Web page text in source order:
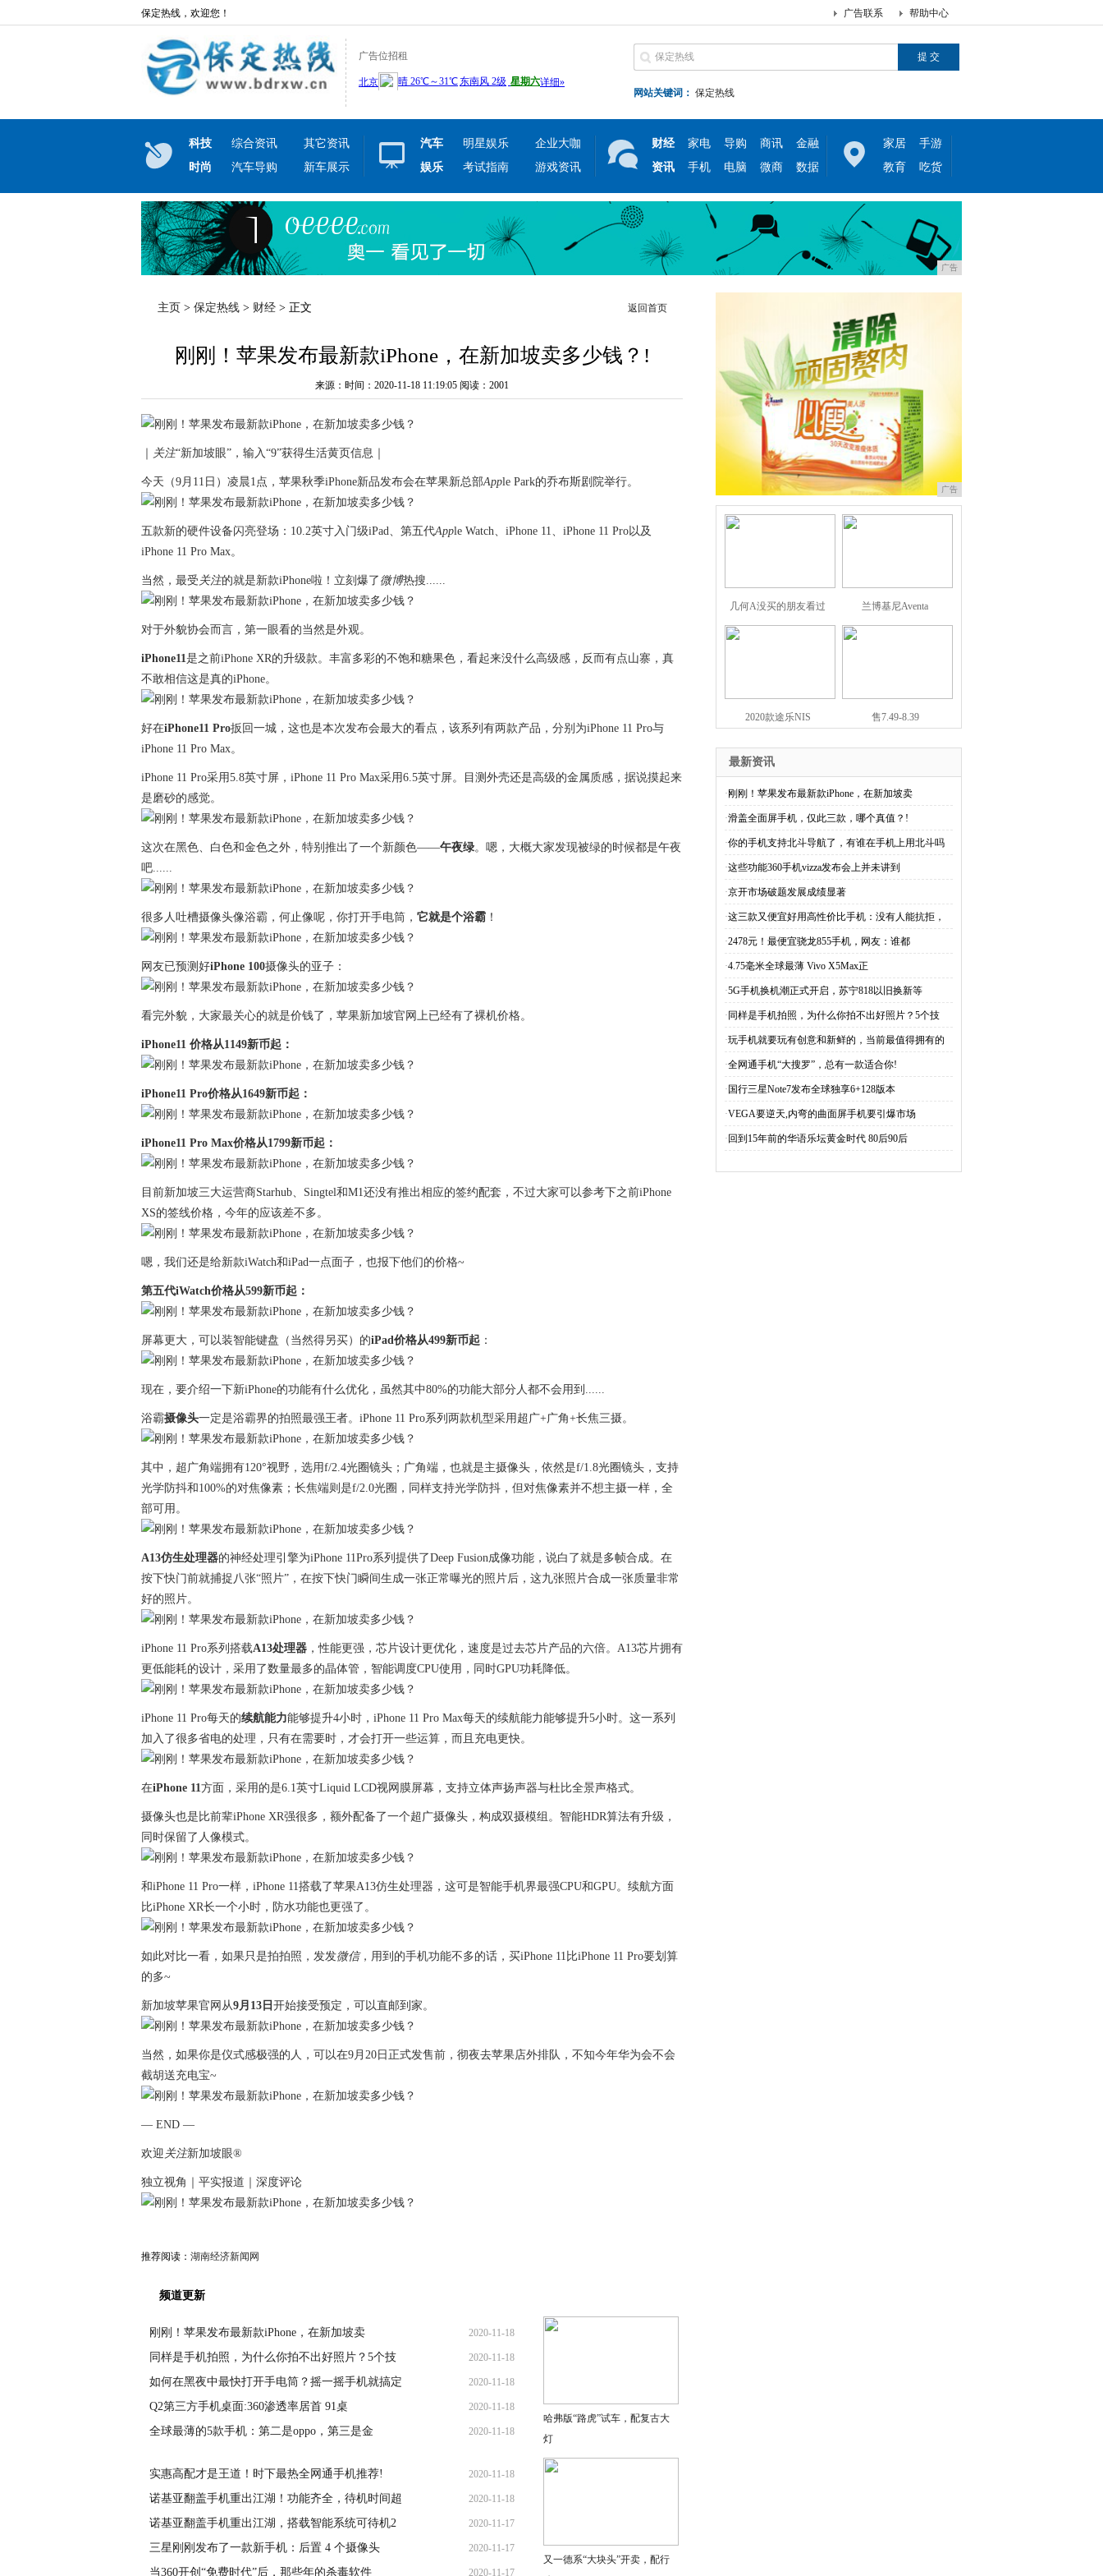
保定热线，欢迎您！ 帮助中心
广告联系
广告位招租
网站关键词： 保定热线
科技 综合资讯
其它资讯
时尚
汽车导购 新车展示
汽车 明星娱乐
企业大咖
娱乐
考试指南 游戏资讯
财经 家电 导购 商讯
金融
资讯
手机 电脑 微商 数据
家居
手游
教育
吃货
广告
主页 > 保定热线 > 财经 > 正文 返回首页
刚刚！苹果发布最新款iPhone，在新加坡卖多少钱？!
来源：时间：2020-11-18 11:19:05 阅读：2001
关注“新加坡眼”，输入“9”获得生活黄页信息｜
今天（9月11日）凌晨1点，苹果秋季iPhone新品发布会在苹果新总部Apple Park的乔布斯剧院举行。
五款新的硬件设备闪亮登场：10.2英寸入门级iPad、第五代Apple Watch、iPhone 11、iPhone 11 Pro以及
iPhone 11 Pro Max。
当然，最受 关注的就是新款iPhone啦！立刻爆了 微博热搜......
对于外貌协会而言，第一眼看的当然是外观。
iPhone11是之前iPhone XR的升级款。丰富多彩的不饱和糖果色，看起来没什么高级感，反而有点山寨，真
不敢相信这是真的iPhone。
好在iPhone11 Pro扳回一城，这也是本次发布会最大的看点，该系列有两款产品，分别为iPhone 11 Pro与
iPhone 11 Pro Max。
iPhone 11 Pro采用5.8英寸屏，iPhone 11 Pro Max采用6.5英寸屏。目测外壳还是高级的金属质感，据说摸起来
是磨砂的感觉。
这次在黑色、白色和金色之外，特别推出了一个新颜色——午夜绿。嗯，大概大家发现被绿的时候都是午夜
吧......
很多人吐槽摄像头像浴霸，何止像呢，你打开手电筒， 它就是个浴霸 ！
网友已预测好iPhone 100摄像头的亚子：
看完外貌，大家最关心的就是价钱了，苹果新加坡官网上已经有了裸机价格。
iPhone11 价格从1149新币起：
iPhone11 Pro价格从1649新币起：
iPhone11 Pro Max价格从1799新币起：
目前新加坡三大运营商Starhub、Singtel和M1还没有推出相应的签约配套，不过大家可以参考下之前iPhone
XS的签线价格，今年的应该差不多。
嗯，我们还是给新款iWatch和iPad一点面子，也报下他们的价格~
第五代iWatch价格从599新币起：
屏幕更大，可以装智能键盘（当然得另买）的iPad价格从499新币起 ：
现在，要介绍一下新iPhone的功能有什么优化，虽然其中80%的功能大部分人都不会用到......
浴霸摄像头一定是浴霸界的拍照最强王者。iPhone 11 Pro系列两款机型采用超广+广角+长焦三摄。
其中，超广角端拥有120°视野，选用f/2.4光圈镜头；广角端，也就是主摄像头，依然是f/1.8光圈镜头，支持
光学防抖和100%的对焦像素；长焦端则是f/2.0光圈，同样支持光学防抖，但对焦像素并不想主摄一样，全
部可用。
A13仿生处理器的神经处理引擎为iPhone 11Pro系列提供了Deep Fusion成像功能，说白了就是多帧合成。在
按下快门前就捕捉八张“照片”，在按下快门瞬间生成一张正常曝光的照片后，这九张照片合成一张质量非常
好的照片。
iPhone 11 Pro系列搭载A13处理器 ，性能更强，芯片设计更优化，速度是过去芯片产品的六倍。A13芯片拥有
更低能耗的设计，采用了数量最多的晶体管，智能调度CPU使用，同时GPU功耗降低。
iPhone 11 Pro每天的续航能力能够提升4小时，iPhone 11 Pro Max每天的续航能力能够提升5小时。这一系列
加入了很多省电的处理，只有在需要时，才会打开一些运算，而且充电更快。
在iPhone 11方面，采用的是6.1英寸Liquid LCD视网膜屏幕，支持立体声扬声器与杜比全景声格式。
摄像头也是比前辈iPhone XR强很多，额外配备了一个超广摄像头，构成双摄模组。智能HDR算法有升级，
同时保留了人像模式。
和iPhone 11 Pro一样，iPhone 11搭载了苹果A13仿生处理器，这可是智能手机界最强CPU和GPU。续航方面
比iPhone XR长一个小时，防水功能也更强了。
如此对比一看，如果只是拍拍照，发发微信，用到的手机功能不多的话，买iPhone 11比iPhone 11 Pro要划算
的多~
新加坡苹果官网从9月13日 开始接受预定，可以直邮到家。
当然，如果你是仪式感极强的人，可以在9月20日正式发售前，彻夜去苹果店外排队，不知今年华为会不会
截胡送充电宝~
— END —
欢迎 关注新加坡眼®
独立视角｜平实报道｜深度评论
推荐阅读： 湖南经济新闻网
频道更新
刚刚！苹果发布最新款iPhone，在新加坡卖 2020-11-18
同样是手机拍照，为什么你拍不出好照片？5个技 2020-11-18
如何在黑夜中最快打开手电筒？摇一摇手机就搞定 2020-11-18
Q2第三方手机桌面:360渗透率居首 91桌 2020-11-18
全球最薄的5款手机：第二是oppo，第三是金 2020-11-18
实惠高配才是王道！时下最热全网通手机推荐! 2020-11-18
诺基亚翻盖手机重出江湖！功能齐全，待机时间超 2020-11-18
诺基亚翻盖手机重出江湖，搭载智能系统可待机2 2020-11-17
三星刚刚发布了一款新手机：后置 4 个摄像头 2020-11-17
当360开创“免费时代”后，那些年的杀毒软件 2020-11-17
哈弗版“路虎”试车，配复古大
灯
又一德系“大块头”开卖，配行
广告
几何A没买的朋友看过 兰博基尼Aventa
2020款途乐NIS 售7.49-8.39
最新资讯
·刚刚！苹果发布最新款iPhone，在新加坡卖
·滑盖全面屏手机，仅此三款，哪个真值？!
·你的手机支持北斗导航了，有谁在手机上用北斗吗
·这些功能360手机vizza发布会上并未讲到
·京开市场破题发展成绩显著
·这三款又便宜好用高性价比手机：没有人能抗拒，
·2478元！最便宜骁龙855手机，网友：谁都
·4.75毫米全球最薄 Vivo X5Max正
·5G手机换机潮正式开启，苏宁818以旧换新等
· 同样是手机拍照，为什么你拍不出好照片？5个技
·玩手机就要玩有创意和新鲜的，当前最值得拥有的
·全网通手机“大搜罗”，总有一款适合你!
· 国行三星Note7发布全球独享6+128版本
·VEGA要逆天,内弯的曲面屏手机要引爆市场
· 回到15年前的华语乐坛黄金时代 80后90后